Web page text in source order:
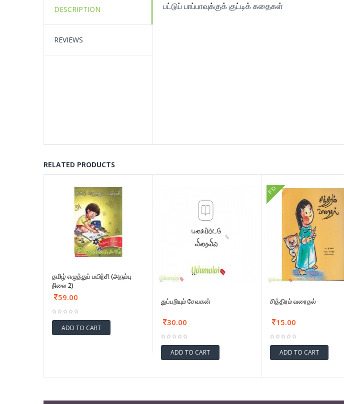
DESCRIPTION
REVIEWS
பட்டுப் பாப்பாவுக்குக் குட்டிக் கதைகள்
RELATED PRODUCTS
தமிழ் எழுத்துப் பயிற்சி (அரும்பு
நிலை 2)
59.00
ADD TO CART
துப்பறியும் சேவகன்
30.00
ADD TO CART
FD
சித்திரம் வரைதல்
15.00
ADD TO CART